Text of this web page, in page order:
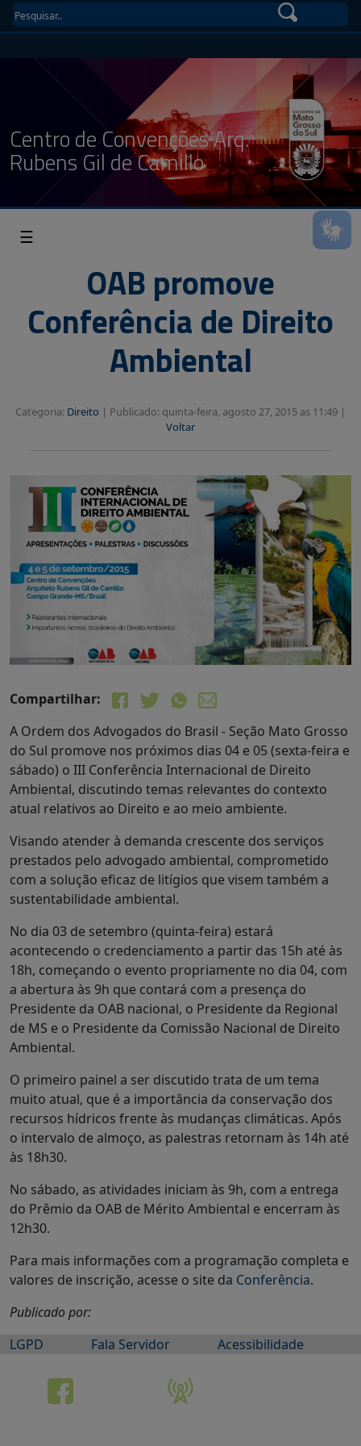
Centro de Convenções Arq.
Rubens Gil de Camillo
☰
OAB promove
Conferência de Direito
Ambiental
Categoria: Direito | Publicado: quinta-feira, agosto 27, 2015 as 11:49 |
Voltar
Compartilhar:
A Ordem dos Advogados do Brasil - Seção Mato Grosso
do Sul promove nos próximos dias 04 e 05 (sexta-feira e
sábado) o III Conferência Internacional de Direito
Ambiental, discutindo temas relevantes do contexto
atual relativos ao Direito e ao meio ambiente.
Visando atender à demanda crescente dos serviços
prestados pelo advogado ambiental, comprometido
com a solução eficaz de litígios que visem também a
sustentabilidade ambiental.
No dia 03 de setembro (quinta-feira) estará
acontecendo o credenciamento a partir das 15h até às
18h, começando o evento propriamente no dia 04, com
a abertura às 9h que contará com a presença do
Presidente da OAB nacional, o Presidente da Regional
de MS e o Presidente da Comissão Nacional de Direito
Ambiental.
O primeiro painel a ser discutido trata de um tema
muito atual, que é a importância da conservação dos
recursos hídricos frente às mudanças climáticas. Após
o intervalo de almoço, as palestras retornam às 14h até
às 18h30.
No sábado, as atividades iniciam às 9h, com a entrega
do Prêmio da OAB de Mérito Ambiental e encerram às
12h30.
Para mais informações com a programação completa e
valores de inscrição, acesse o site da Conferência.
Publicado por:
LGPD
Fala Servidor Acessibilidade